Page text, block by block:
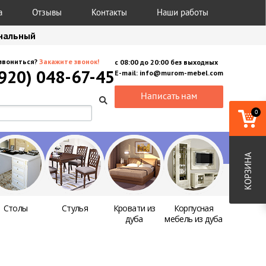
Отзывы Контакты Наши работы
с 08:00 до 20:00 без выходных
E-mail: info@murom-mebel.com
Написать нам
Закажите звонок!
048-67-45
Столы Стулья
Кровати из
дуба
Корпусная
мебель из дуба
0
КОРЗИНА